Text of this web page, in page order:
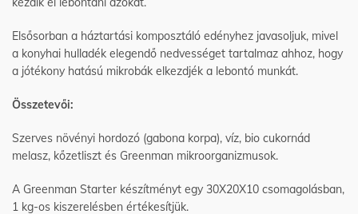
Elsősorban a háztartási komposztáló edényhez javasoljuk, mivel
a konyhai hulladék elegendő nedvességet tartalmaz ahhoz, hogy
a jótékony hatású mikrobák elkezdjék a lebontó munkát.
Összetevői:
Szerves növényi hordozó (gabona korpa), víz, bio cukornád
melasz, kőzetliszt és Greenman mikroorganizmusok.
A Greenman Starter készítményt egy 30X20X10 csomagolásban,
1 kg-os kiszerelésben értékesítjük.